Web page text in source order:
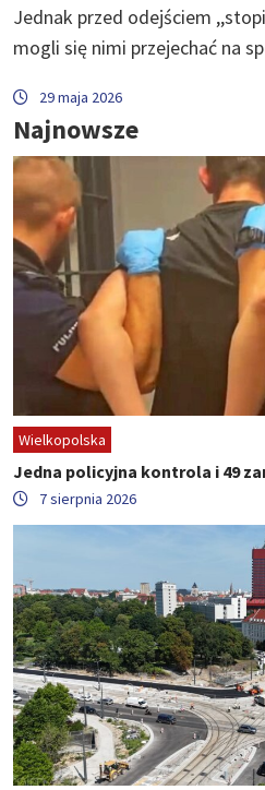
Jednak przed odejściem
mogli się nimi przejechać na
29 maja 2026
Najnowsze
Wielkopolska
Jedna policyjna kontrola i 49
7 sierpnia 2026